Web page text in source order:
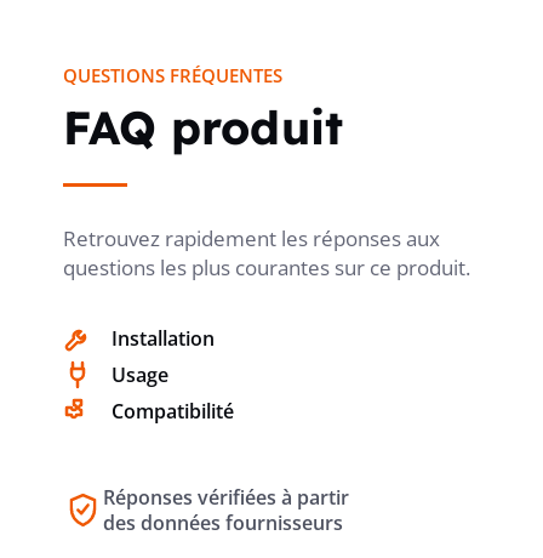
pertinent pour protéger les équipements essentiels tout en
conservant une installation sobre, lisible et adaptée aux
usages courants de l’alimentation secourue.
POIDS
CAPABILITÉ DE GESTION DE RÉSEAU
FORME DE CONSTRUCTION
QUESTIONS FRÉQUENTES
FAQ produit
Retrouvez rapidement les réponses aux
questions les plus courantes sur ce produit.
Installation
Usage
Compatibilité
Réponses vérifiées à partir
des données fournisseurs